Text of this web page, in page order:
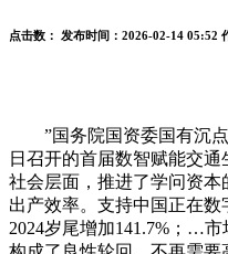
点击数： 发布时间： 2026-02-14 05:52
”国务院国资委国有沉点
日召开的首届数智赋能交通
社会层面，推进了学问资
出产效率。支持中国正在
2024岁尾增加141.7%；…